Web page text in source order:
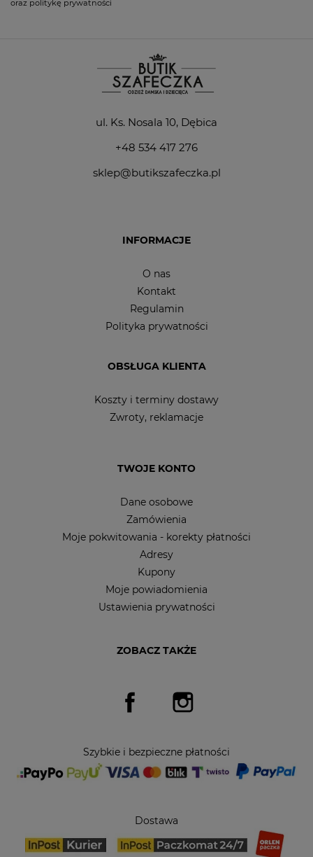
oraz politykę prywatności
ul. Ks. Nosala 10, Dębica
+48 534 417 276
sklep@butikszafeczka.pl
INFORMACJE
O nas
Kontakt
Regulamin
Polityka prywatności
OBSŁUGA KLIENTA
Koszty i terminy dostawy
Zwroty, reklamacje
TWOJE KONTO
Dane osobowe
Zamówienia
Moje pokwitowania - korekty płatności
Adresy
Kupony
Moje powiadomienia
Ustawienia prywatności
ZOBACZ TAKŻE
Facebook
Szybkie i bezpieczne płatności
Dostawa